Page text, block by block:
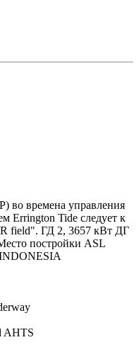
во времена управления
Errington Tide следует к
field". ГД 2, 3657 кВт ДГ
постройки ASL
AHTS